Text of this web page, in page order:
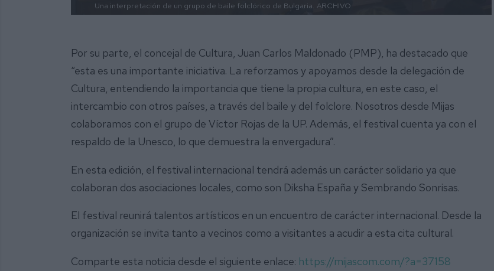
Una interpretación de un grupo de baile folclórico de Bulgaria. ARCHIVO
Por su parte, el concejal de Cultura, Juan Carlos Maldonado (PMP), ha destacado que
“esta es una importante iniciativa. La reforzamos y apoyamos desde la delegación de
Cultura, entendiendo la importancia que tiene la propia cultura, en este caso, el
intercambio con otros países, a través del baile y del folclore. Nosotros desde Mijas
colaboramos con el grupo de Víctor Rojas de la UP. Además, el festival cuenta ya con el
respaldo de la Unesco, lo que demuestra la envergadura”.
En esta edición, el festival internacional tendrá además un carácter solidario ya que
colaboran dos asociaciones locales, como son Diksha España y Sembrando Sonrisas.
El festival reunirá talentos artísticos en un encuentro de carácter internacional. Desde la
organización se invita tanto a vecinos como a visitantes a acudir a esta cita cultural.
Comparte esta noticia desde el siguiente enlace: https://mijascom.com/?a=37158